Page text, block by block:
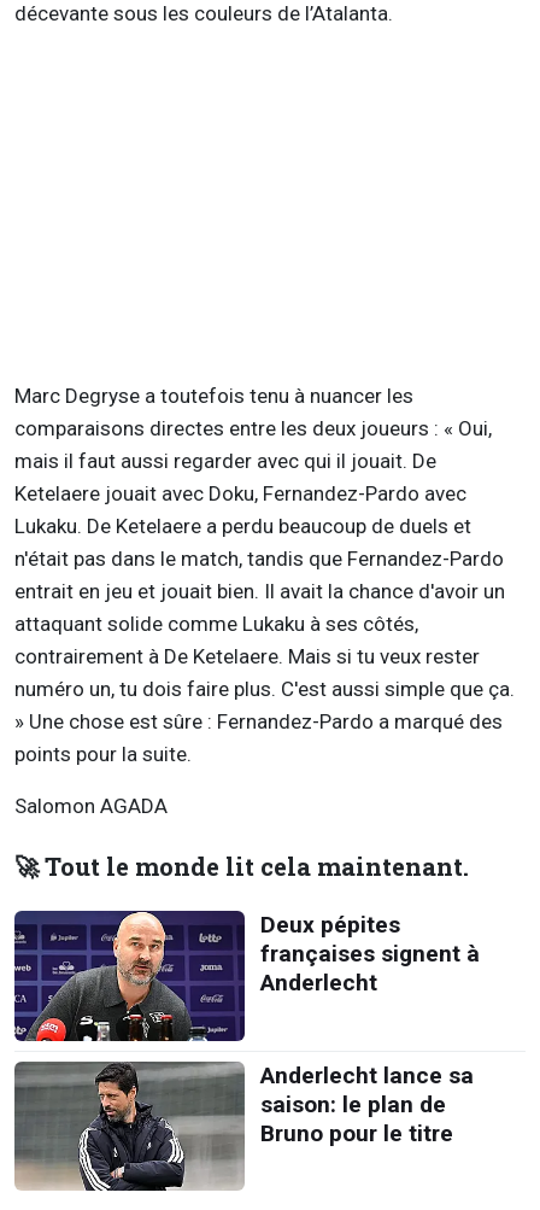
décevante sous les couleurs de l’Atalanta.
Marc Degryse a toutefois tenu à nuancer les
comparaisons directes entre les deux joueurs : « Oui,
mais il faut aussi regarder avec qui il jouait. De
Ketelaere jouait avec Doku, Fernandez-Pardo avec
Lukaku. De Ketelaere a perdu beaucoup de duels et
n'était pas dans le match, tandis que Fernandez-Pardo
entrait en jeu et jouait bien. Il avait la chance d'avoir un
attaquant solide comme Lukaku à ses côtés,
contrairement à De Ketelaere. Mais si tu veux rester
numéro un, tu dois faire plus. C'est aussi simple que ça.
» Une chose est sûre : Fernandez-Pardo a marqué des
points pour la suite.
Salomon AGADA
🚀 Tout le monde lit cela maintenant.
Deux pépites
françaises signent à
Anderlecht
Anderlecht lance sa
saison: le plan de
Bruno pour le titre